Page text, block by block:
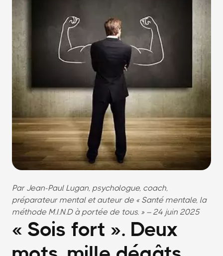
Par Jean-Paul Lugan, psychologue, coach,
préparateur mental et auteur de « Santé mentale, la
méthode M.I.N.D à portée de tous. » – 24 juin 2025
« Sois fort ». Deux